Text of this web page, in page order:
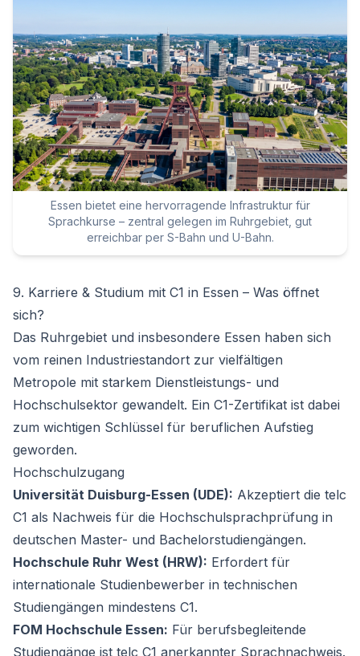
Essen bietet eine hervorragende Infrastruktur für
Sprachkurse – zentral gelegen im Ruhrgebiet, gut
erreichbar per S-Bahn und U-Bahn.
9. Karriere & Studium mit C1 in Essen – Was öffnet
sich?
Das Ruhrgebiet und insbesondere Essen haben sich
vom reinen Industriestandort zur vielfältigen
Metropole mit starkem Dienstleistungs- und
Hochschulsektor gewandelt. Ein C1-Zertifikat ist dabei
zum wichtigen Schlüssel für beruflichen Aufstieg
geworden.
Hochschulzugang
Universität Duisburg-Essen (UDE): Akzeptiert die telc
C1 als Nachweis für die Hochschulsprachprüfung in
deutschen Master- und Bachelorstudiengängen.
Hochschule Ruhr West (HRW): Erfordert für
internationale Studienbewerber in technischen
Studiengängen mindestens C1.
FOM Hochschule Essen: Für berufsbegleitende
Studiengänge ist telc C1 anerkannter Sprachnachweis.